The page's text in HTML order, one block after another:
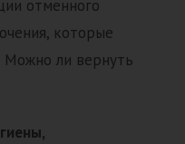
отменного
которые
Можно ли вернуть